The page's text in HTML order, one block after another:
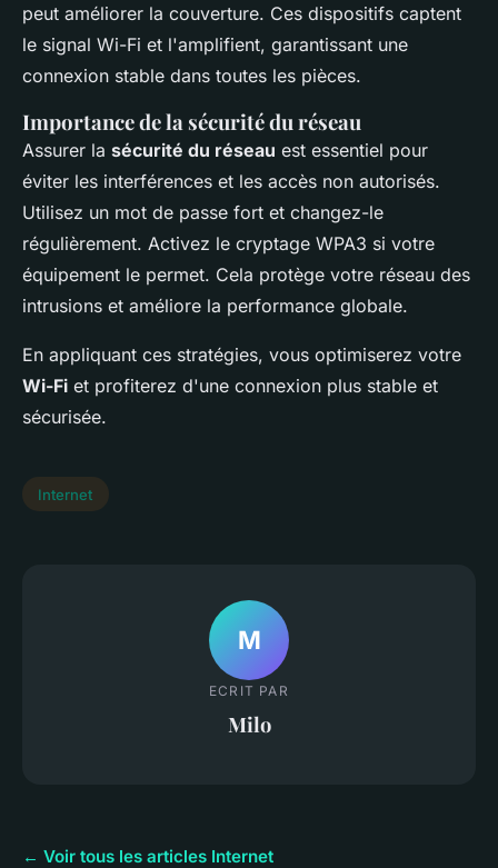
peut améliorer la couverture. Ces dispositifs captent
le signal Wi-Fi et l'amplifient, garantissant une
connexion stable dans toutes les pièces.
Importance de la sécurité du réseau
Assurer la sécurité du réseau est essentiel pour
éviter les interférences et les accès non autorisés.
Utilisez un mot de passe fort et changez-le
régulièrement. Activez le cryptage WPA3 si votre
équipement le permet. Cela protège votre réseau des
intrusions et améliore la performance globale.
En appliquant ces stratégies, vous optimiserez votre
Wi-Fi et profiterez d'une connexion plus stable et
sécurisée.
Internet
M
ECRIT PAR
Milo
← Voir tous les articles Internet